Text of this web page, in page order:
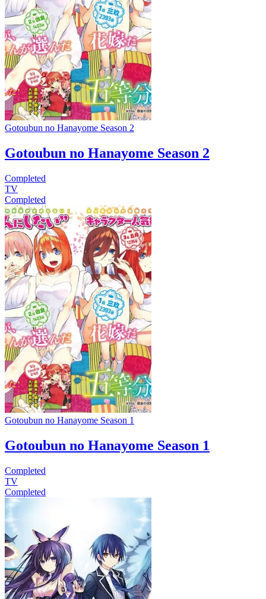
Gotoubun no Hanayome Season 2
Gotoubun no Hanayome Season 2
Completed
TV
Completed
Gotoubun no Hanayome Season 1
Gotoubun no Hanayome Season 1
Completed
TV
Completed